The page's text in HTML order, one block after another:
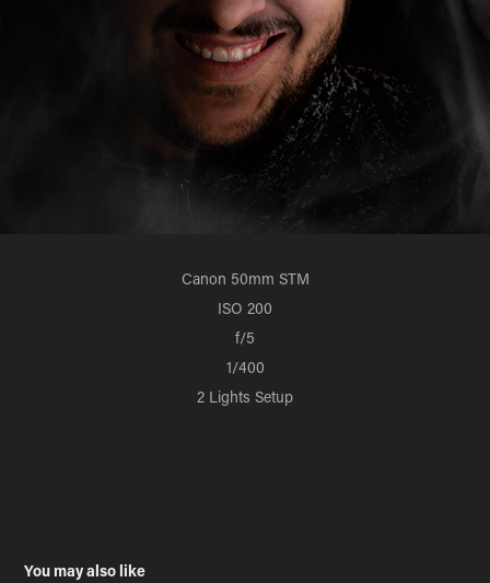
Canon 50mm STM
ISO 200
f/5
1/400
2 Lights Setup
You may also like